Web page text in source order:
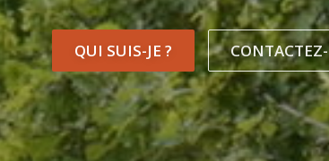
QUI SUIS-JE ?